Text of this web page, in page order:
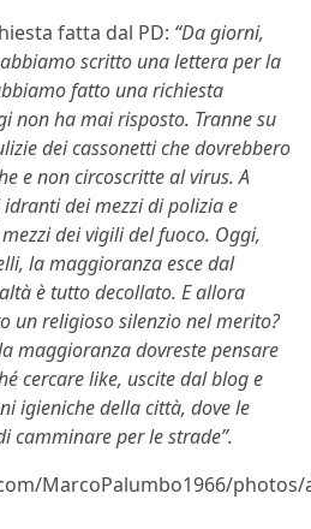
fatta dal PD: “Da giorni,
scritto una lettera per la
fatto una richiesta
non ha mai risposto. Tranne su
dei cassonetti che dovrebbero
e non circoscritte al virus. A
dei mezzi di polizia e
dei vigili del fuoco. Oggi,
la maggioranza esce dal
è tutto decollato. E allora
un religioso silenzio nel merito?
maggioranza dovreste pensare
cercare like, uscite dal blog e
igieniche della città, dove le
camminare per le strade”.
MarcoPalumbo1966/photos/